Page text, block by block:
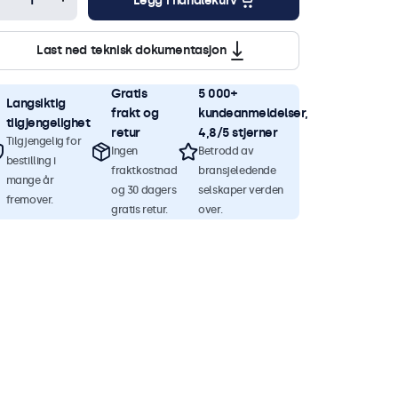
Last ned teknisk dokumentasjon
Langsiktig
tilgjengelighet
Tilgjengelig for
bestilling i
mange år
fremover.
Gratis
frakt og
retur
Ingen
fraktkostnad
og 30 dagers
gratis retur.
5 000+
kundeanmeldelser,
4,8/5 stjerner
Betrodd av
bransjeledende
selskaper verden
over.